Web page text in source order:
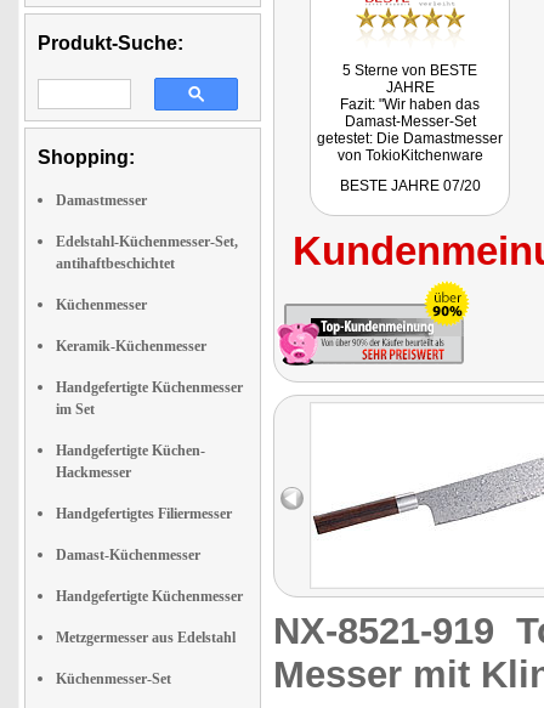
Produkt-Suche:
Shopping:
Damastmesser
Edelstahl-Küchenmesser-Set,
antihaftbeschichtet
Küchenmesser
Keramik-Küchenmesser
Handgefertigte Küchenmesser
im Set
Handgefertigte Küchen-
Hackmesser
Handgefertigtes Filiermesser
Damast-Küchenmesser
Handgefertigte Küchenmesser
Metzgermesser aus Edelstahl
Küchenmesser-Set
5 Sterne von BESTE
JAHRE
Fazit: "Wir haben das
Damast-Messer-Set
getestet: Die Damastmesser
von TokioKitchenware
schneiden auch nach
Kochen zum reinsten
Vergnügen."
8523.
BESTE JAHRE 07/20
NX-8521-919
Messer mit